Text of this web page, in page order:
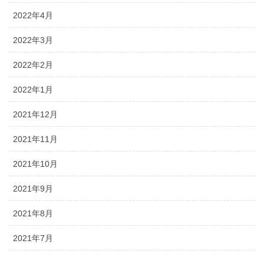
2022年4月
2022年3月
2022年2月
2022年1月
2021年12月
2021年11月
2021年10月
2021年9月
2021年8月
2021年7月